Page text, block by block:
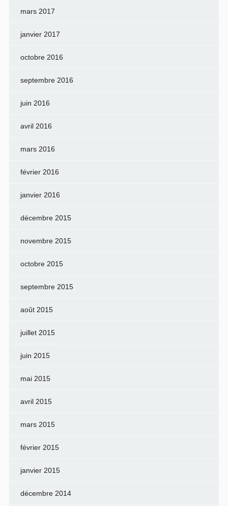
mars 2017
janvier 2017
octobre 2016
septembre 2016
juin 2016
avril 2016
mars 2016
février 2016
janvier 2016
décembre 2015
novembre 2015
octobre 2015
septembre 2015
août 2015
juillet 2015
juin 2015
mai 2015
avril 2015
mars 2015
février 2015
janvier 2015
décembre 2014